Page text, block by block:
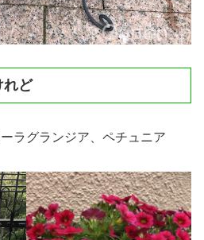
れど
ラグランジア、ペチュニア